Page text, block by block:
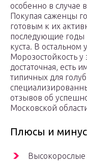
особенно в
Покупая саженцы
готовым к их
последующие
куста. В остальном
Морозостойкость у
достаточная, есть
типичных для
отзывов об
Московской
Плюсы и